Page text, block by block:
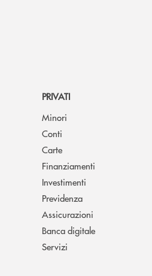
PRIVATI
Minori
Conti
Carte
Finanziamenti
Investimenti
Previdenza
Assicurazioni
Banca digitale
Servizi